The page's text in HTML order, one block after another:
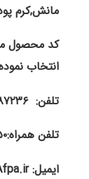
مانش,کرم
کد محصول
انتخاب
تلفن: ۳۳۹۸۷۲۳۶-۰۲۱
تلفن همراه:۵۰ -۰۹۳۹۴۴۵۷۴۴۹
ایمیل: info@Afpa.ir